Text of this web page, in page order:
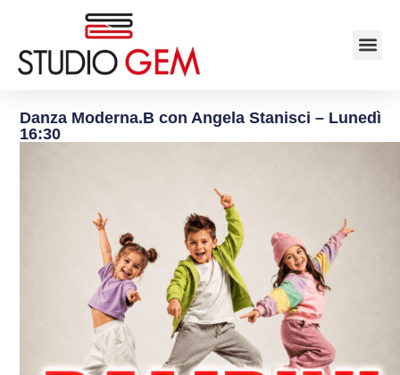
Danza Moderna.B con Angela Stanisci – Lunedì
16:30